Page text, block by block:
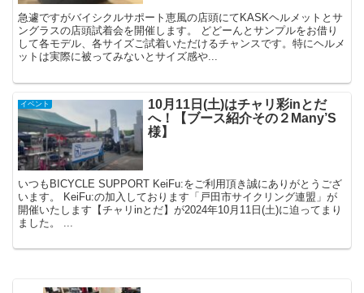
急遽ですがバイシクルサポート恵風の店頭にてKASKヘルメットとサ
ングラスの店頭試着会を開催します。 どどーんとサンプルをお借り
して各モデル、各サイズご試着いただけるチャンスです。特にヘルメ
ットは実際に被ってみないとサイズ感や...
イベント
10月11日(土)はチャリ彩inとだ
へ！【ブース紹介その２Many’S
様】
いつもBICYCLE SUPPORT KeiFu:をご利用頂き誠にありがとうござ
います。 KeiFu:の加入しております「戸田市サイクリング連盟」が
開催いたします【チャリinとだ】が2024年10月11日(土)に迫ってまり
ました。 ...